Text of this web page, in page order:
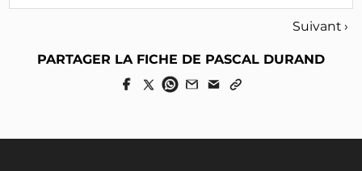
Suivant ›
PARTAGER LA FICHE DE PASCAL DURAND